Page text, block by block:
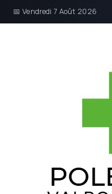
📅 Vendredi 7 Août 2026